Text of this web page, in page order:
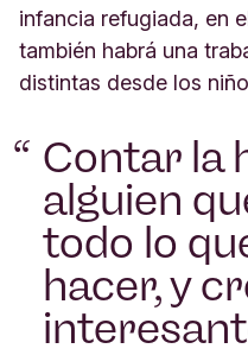
infancia refugiada, en
también habrá una
distintas desde los
Contar la
alguien
todo lo
hacer, y